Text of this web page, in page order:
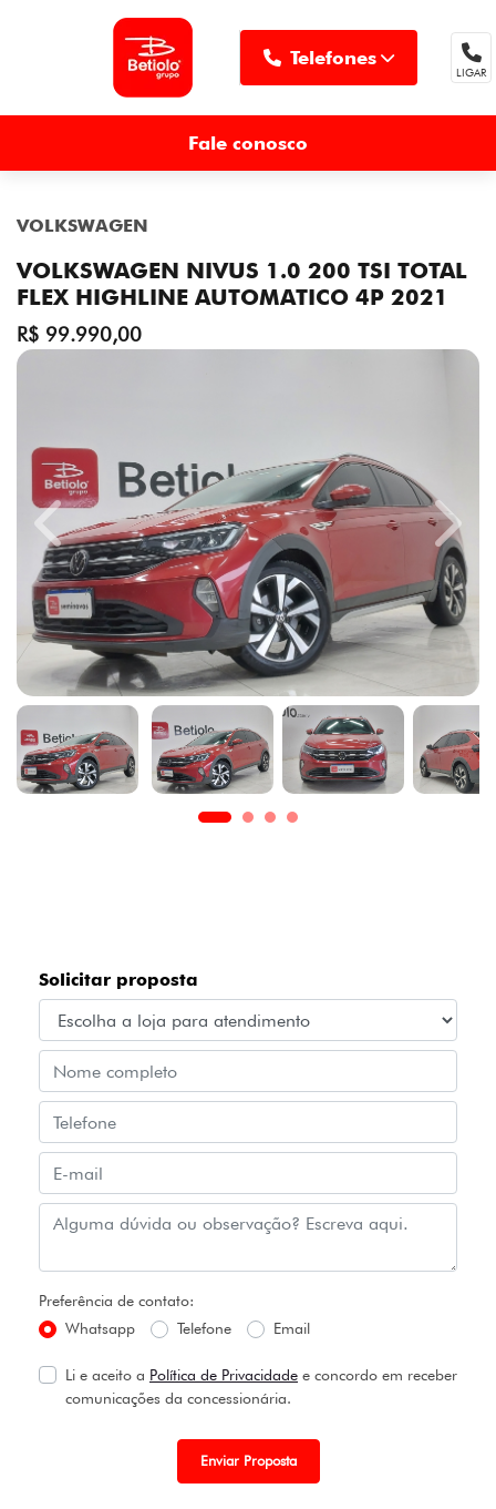
Telefones
LIGAR
Fale conosco
VOLKSWAGEN
VOLKSWAGEN NIVUS 1.0 200 TSI TOTAL
FLEX HIGHLINE AUTOMATICO 4P 2021
R$ 99.990,00
Previous Next
Solicitar proposta
Preferência de contato:
Whatsapp
Telefone Email
Li e aceito a Política de Privacidade e concordo em receber
comunicações da concessionária.
Enviar Proposta